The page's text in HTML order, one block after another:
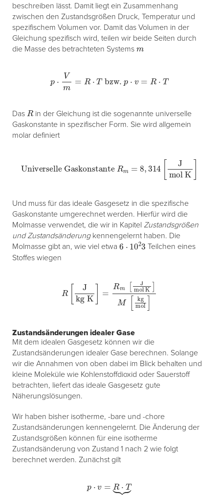
beschreiben lässt. Damit liegt ein Zusammenhang
zwischen den Zustandsgrößen Druck, Temperatur und
spezifischem Volumen vor. Damit das Volumen in der
Gleichung spezifisch wird, teilen wir beide Seiten durch
die Masse des betrachteten Systems m
p
Das R in der Gleichung ist die sogenannte universelle
Gaskonstante in spezifischer Form. Sie wird allgemein
molar definiert
J mol K
Und muss für das ideale Gasgesetz in die spezifische
Gaskonstante umgerechnet werden. Hierfür wird die
Molmasse verwendet, die wir in Kapitel Zustandsgrößen
und Zustandsänderungkennengelernt haben. Die
Molmasse gibt an, wie viel etwa 6⋅1023 Teilchen eines
Stoffes wiegen
kg K m mol K M [kg mol
Zustandsänderungen idealer Gase
Mit dem idealen Gasgesetz können wir die
Zustandsänderungen idealer Gase berechnen. Solange
wir die Annahmen von oben dabei im Blick behalten und
kleine Moleküle wie Kohlenstoffdioxid oder Sauerstoff
betrachten, liefert das ideale Gasgesetz gute
Näherungslösungen.
Wir haben bisher isotherme, -bare und -chore
Zustandsänderungen kennengelernt. Die Änderung der
Zustandsgrößen können für eine isotherme
Zustandsänderung von Zustand 1 nach 2 wie folgt
berechnet werden. Zunächst gilt
⋅v =R ⋅T⏟const.